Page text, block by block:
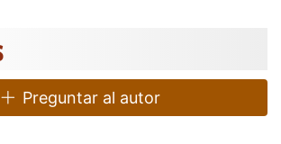
Preguntar al autor